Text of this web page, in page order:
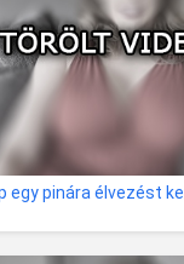
egy pinára élvezést